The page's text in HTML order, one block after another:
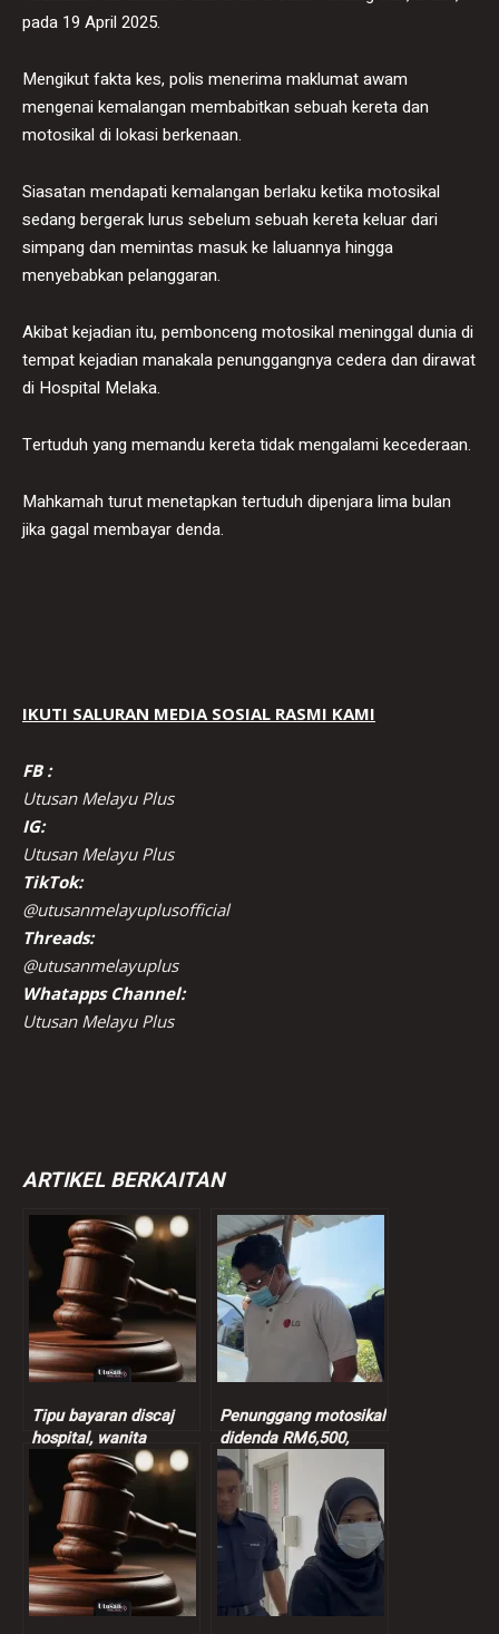
pada 19 April 2025.
Mengikut fakta kes, polis menerima maklumat awam
mengenai kemalangan membabitkan sebuah kereta dan
motosikal di lokasi berkenaan.
Siasatan mendapati kemalangan berlaku ketika motosikal
sedang bergerak lurus sebelum sebuah kereta keluar dari
simpang dan memintas masuk ke laluannya hingga
menyebabkan pelanggaran.
Akibat kejadian itu, pembonceng motosikal meninggal dunia di
tempat kejadian manakala penunggangnya cedera dan dirawat
di Hospital Melaka.
Tertuduh yang memandu kereta tidak mengalami kecederaan.
Mahkamah turut menetapkan tertuduh dipenjara lima bulan
jika gagal membayar denda.
IKUTI SALURAN MEDIA SOSIAL RASMI KAMI
FB :
Utusan Melayu Plus
IG:
Utusan Melayu Plus
TikTok:
@utusanmelayuplusofficial
Threads:
@utusanmelayuplus
Whatapps Channel:
Utusan Melayu Plus
ARTIKEL BERKAITAN
Tipu bayaran discaj
hospital, wanita
didenda RM3,500
Penunggang motosikal
didenda RM6,500,
khianat di Tol Kajang
LEKAS